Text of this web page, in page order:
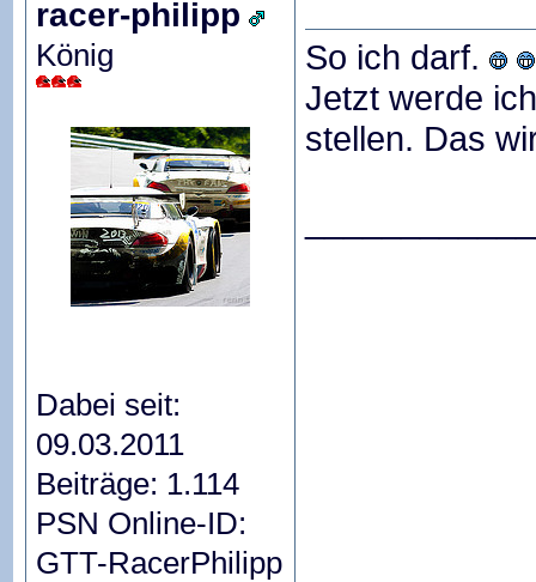
racer-philipp
König
Dabei seit:
09.03.2011
Beiträge: 1.114
PSN Online-ID:
GTT-RacerPhilipp
So ich darf.
Jetzt werde
stellen. Das